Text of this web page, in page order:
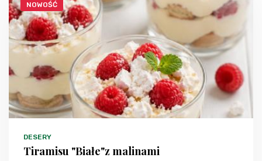
NOWOŚĆ
DESERY
Tiramisu "Białe"z malinami